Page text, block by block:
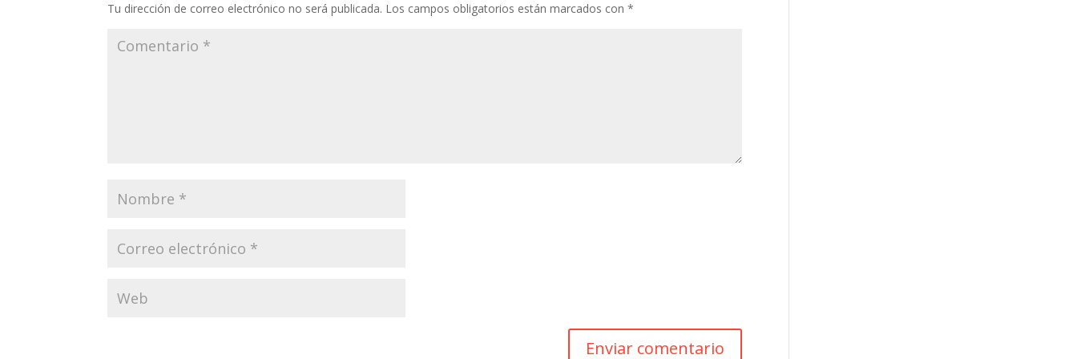
k p r
Tu dirección de correo electrónico no será publicada. Los campos obligatorios están marcados con*